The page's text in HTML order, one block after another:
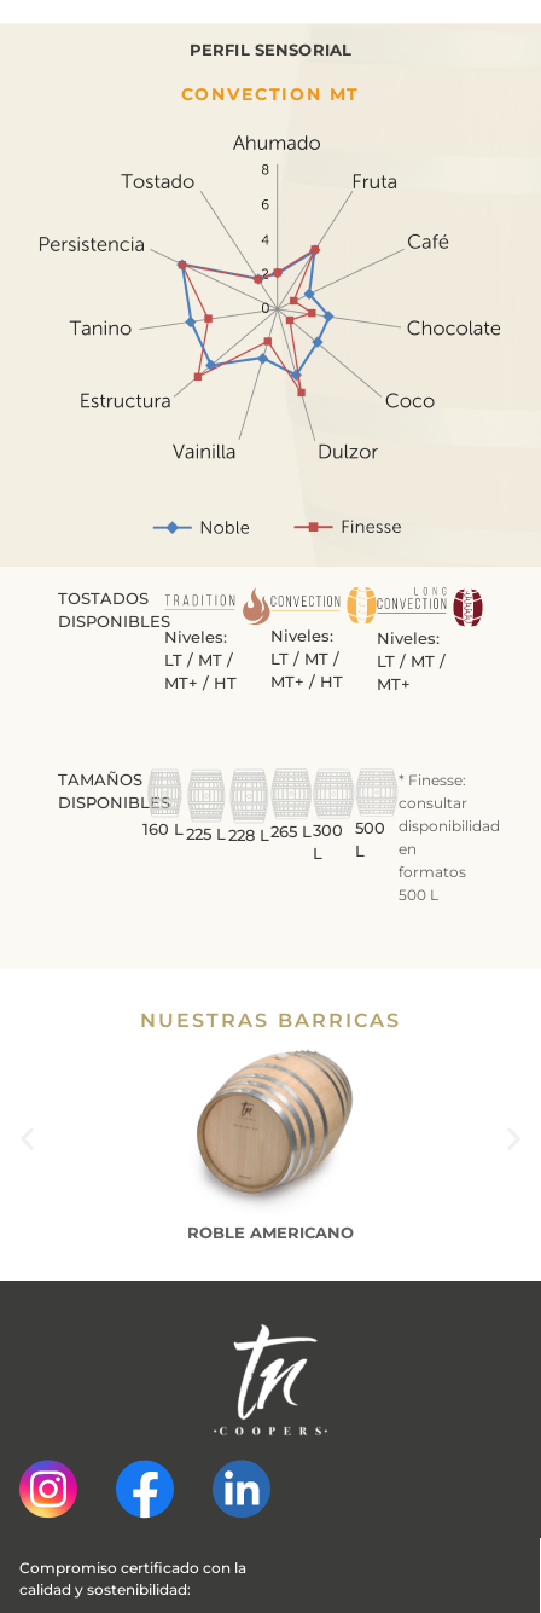
PERFIL SENSORIAL
CONVECTION MT
TOSTADOS
DISPONIBLES
Niveles:
LT / MT /
MT+ / HT
Niveles:
LT / MT /
MT+ / HT
Niveles:
LT / MT /
MT+
TAMAÑOS
DISPONIBLES
160 L225 L228 L265 L300
L
500
L
* Finesse:
consultar
disponibilidad
en
formatos
500 L
NUESTRAS BARRICAS
ROBLE AMERICANO
Compromiso certificado con la
calidad y sostenibilidad: